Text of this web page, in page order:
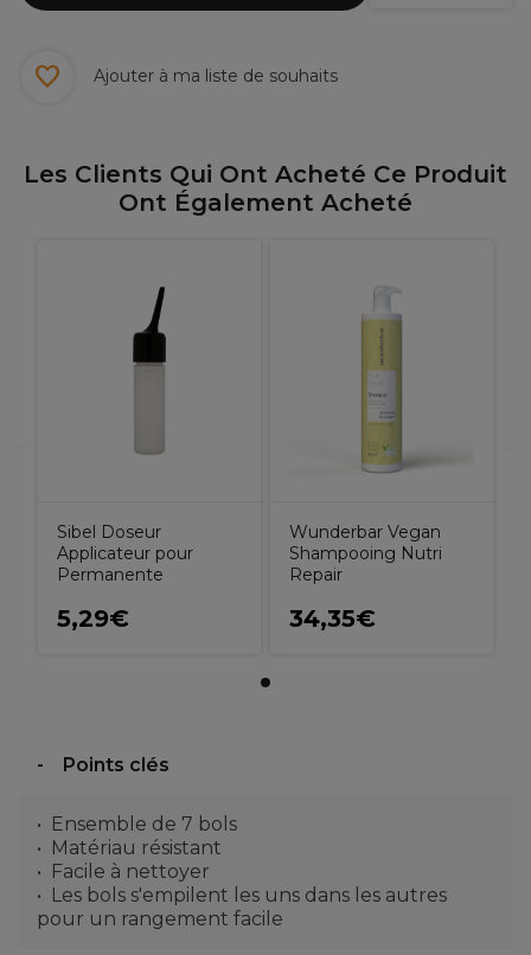
Ajouter à ma liste de souhaits
Les Clients Qui Ont Acheté Ce Produit
Ont Également Acheté
Sibel Doseur
Applicateur pour
Permanente
5,29€
Wunderbar Vegan
Shampooing Nutri
Repair
34,35€
Points clés
Ensemble de 7 bols
Matériau résistant
Facile à nettoyer
Les bols s'empilent les uns dans les autres
pour un rangement facile